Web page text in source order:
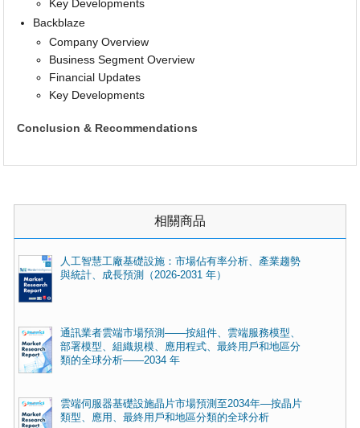
Key Developments
Backblaze
Company Overview
Business Segment Overview
Financial Updates
Key Developments
Conclusion & Recommendations
相關商品
人工智慧工廠基礎設施：市場佔有率分析、產業趨勢
與統計、成長預測（2026-2031 年）
通訊業者雲端市場預測——按組件、雲端服務模型、
部署模型、組織規模、應用程式、最終用戶和地區分
類的全球分析——2034 年
雲端伺服器基礎設施晶片市場預測至2034年—按晶片
類型、應用、最終用戶和地區分類的全球分析